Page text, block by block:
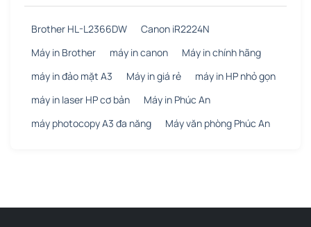
Brother HL-L2366DW
Canon iR2224N
Máy in Brother
máy in canon
Máy in chính hãng
máy in đảo mặt A3
Máy in giá rẻ
máy in HP nhỏ gọn
máy in laser HP cơ bản
Máy in Phúc An
máy photocopy A3 đa năng
Máy văn phòng Phúc An